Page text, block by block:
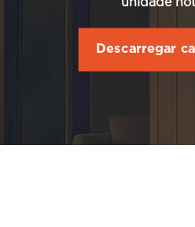
unidade
Descarregar